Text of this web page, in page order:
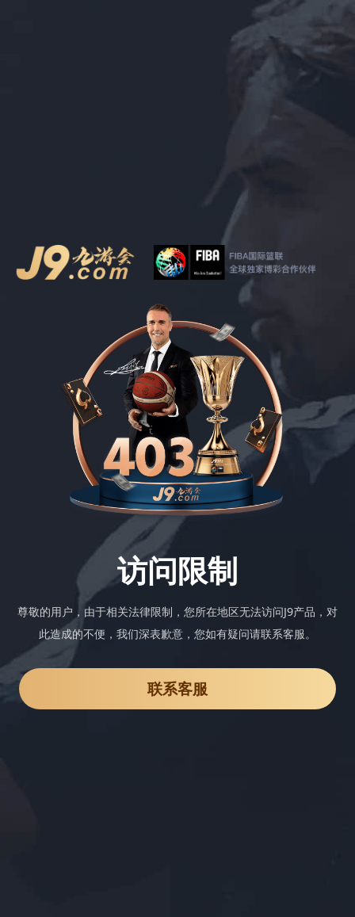
访问限制
尊敬的用户，由于相关法律限制，您所在地区无法访问J9产品，对
此造成的不便，我们深表歉意，您如有疑问请联系客服。
联系客服